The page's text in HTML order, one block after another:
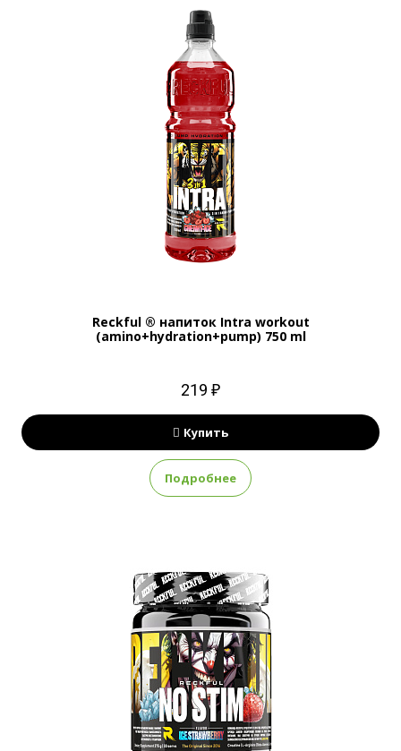
Reckful ® напиток Intra workout
(amino+hydration+pump) 750 ml
219 ₽
Купить
Подробнее